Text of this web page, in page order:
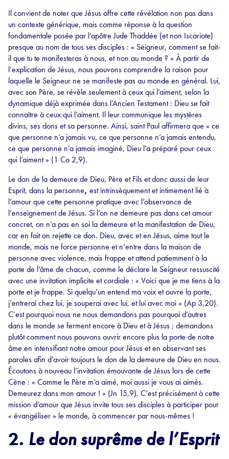
Il convient de noter que Jésus offre cette révélation non pas dans
un contexte générique, mais comme réponse à la question
fondamentale posée par l’apôtre Jude Thaddée (et non Iscariote)
presque au nom de tous ses disciples : « Seigneur, comment se fait-
il que tu te manifesteras à nous, et non au monde ? » À partir de
l’explication de Jésus, nous pouvons comprendre la raison pour
laquelle le Seigneur ne se manifeste pas au monde en général. Lui,
avec son Père, se révèle seulement à ceux qui l’aiment, selon la
dynamique déjà exprimée dans l’Ancien Testament : Dieu se fait
connaître à ceux qui l’aiment. Il leur communique les mystères
divins, ses dons et sa personne. Ainsi, saint Paul affirmera que « ce
que personne n’a jamais vu, ce que personne n’a jamais entendu,
ce que personne n’a jamais imaginé, Dieu l’a préparé pour ceux
qui l’aiment » (1 Co 2,9).
Le don de la demeure de Dieu, Père et Fils et donc aussi de leur
Esprit, dans la personne, est intrinsèquement et intimement lié à
l’amour que cette personne pratique avec l’observance de
l’enseignement de Jésus. Si l’on ne demeure pas dans cet amour
concret, on n’a pas en soi la demeure et la manifestation de Dieu,
car en fait on rejette ce don. Dieu, avec et en Jésus, aime tout le
monde, mais ne force personne et n’entre dans la maison de
personne avec violence, mais frappe et attend patiemment à la
porte de l’âme de chacun, comme le déclare le Seigneur ressuscité
avec une invitation implicite et cordiale : « Voici que je me tiens à la
porte et je frappe. Si quelqu’un entend ma voix et ouvre la porte,
j’entrerai chez lui, je souperai avec lui, et lui avec moi » (Ap 3,20).
C’est pourquoi nous ne nous demandons pas pourquoi d’autres
dans le monde se ferment encore à Dieu et à Jésus ; demandons
plutôt comment nous pouvons ouvrir encore plus la porte de notre
âme en intensifiant notre amour pour Jésus et en observant ses
paroles afin d’avoir toujours le don de la demeure de Dieu en nous.
Écoutons à nouveau l’invitation émouvante de Jésus lors de cette
Cène : « Comme le Père m’a aimé, moi aussi je vous ai aimés.
Demeurez dans mon amour ! » (Jn 15,9). C’est précisément à cette
mission d’amour que Jésus invite tous ses disciples à participer pour
« évangéliser » le monde, à commencer par nous-mêmes !
2. Le don suprême de l’Esprit